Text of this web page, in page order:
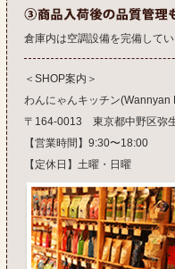
倉庫内は空調設備を完備して
＜SHOP案内＞
わんにゃんキッチン(Wannyan
〒164-0013 東京都中野区弥
【営業時間】9:30〜18:00
【定休日】土曜・日曜